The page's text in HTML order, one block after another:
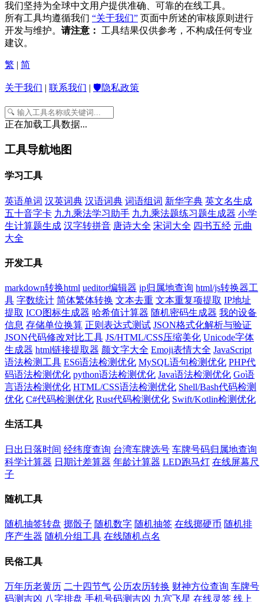
我们坚持为全球中文用户提供准确、可靠的在线工具。
所有工具均遵循我们 “关于我们” 页面中所述的审核原则进行
开发与维护。 请注意： 工具结果仅供参考，不构成任何专业
建议。
繁 | 简
关于我们 | 联系我们 | 🛡️隐私政策
正在加载工具数据...
工具导航地图
学习工具
英语单词 汉英词典 汉语词典 词语组词 新华字典 英文名生成
五十音字卡 九九乘法学习助手 九九乘法题练习题生成器 小学
生计算题生成 汉字转拼音 唐诗大全 宋词大全 四书五经 元曲
大全
开发工具
markdown转换html ueditor编辑器 ip归属地查询 html/js转换器工
具 字数统计 简体繁体转换 文本去重 文本重复项提取 IP地址
提取 ICO图标生成器 哈希值计算器 随机密码生成器 我的设备
信息 存储单位换算 正则表达式测试 JSON格式化解析与验证
JSON代码修改对比工具 JS/HTML/CSS压缩美化 Unicode字体
生成器 html链接提取器 颜文字大全 Emoji表情大全 JavaScript
语法检测工具 ES6语法检测优化 MySQL语句检测优化 PHP代
码语法检测优化 python语法检测优化 Java语法检测优化 Go语
言语法检测优化 HTML/CSS语法检测优化 Shell/Bash代码检测
优化 C#代码检测优化 Rust代码检测优化 Swift/Kotlin检测优化
生活工具
日出日落时间 经纬度查询 台湾车牌选号 车牌号码归属地查询
科学计算器 日期计差算器 年龄计算器 LED跑马灯 在线屏幕尺
子
随机工具
随机抽签转盘 掷骰子 随机数字 随机抽签 在线掷硬币 随机排
序产生器 随机分组工具 在线随机点名
民俗工具
万年历老黄历 二十四节气 公历农历转换 财神方位查询 车牌号
码测吉凶 八字排盘 手机号码测吉凶 九宫飞星 在线灵签 线上